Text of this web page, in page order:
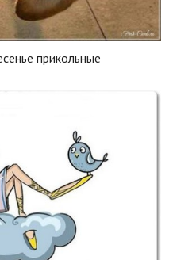
прикольные